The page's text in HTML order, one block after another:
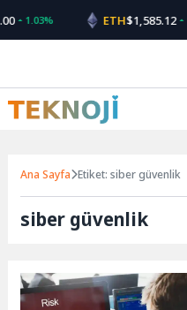
to
content
1.03% ETH$1,585.12
Ana Sayfa Etiket: siber güvenlik
siber güvenlik